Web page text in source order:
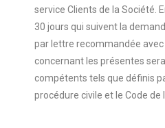
service Clients de la Société.
30 jours qui suivent la
par lettre recommandée
concernant les présentes
compétents tels que définis
procédure civile et le Code de